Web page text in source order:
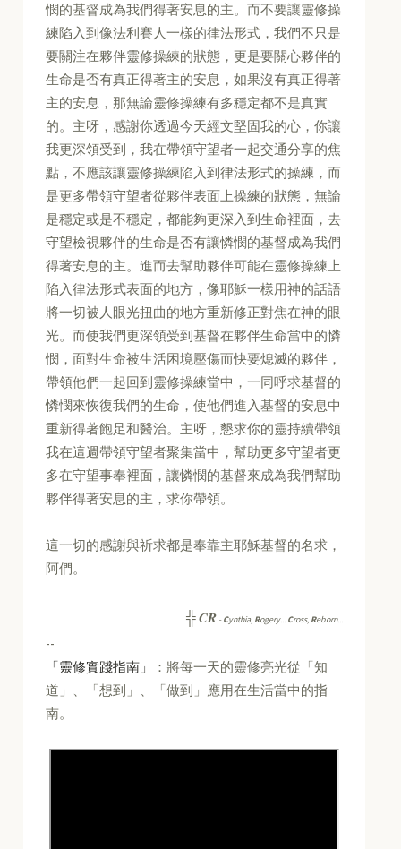
憫的基督成為我們得著安息的主。而不要讓靈修操
練陷入到像法利賽人一樣的律法形式，我們不只是
要關注在夥伴靈修操練的狀態，更是要關心夥伴的
生命是否有真正得著主的安息，如果沒有真正得著
主的安息，那無論靈修操練有多穩定都不是真實
的。主呀，感謝你透過今天經文堅固我的心，你讓
我更深領受到，我在帶領守望者一起交通分享的焦
點，不應該讓靈修操練陷入到律法形式的操練，而
是更多帶領守望者從夥伴表面上操練的狀態，無論
是穩定或是不穩定，都能夠更深入到生命裡面，去
守望檢視夥伴的生命是否有讓憐憫的基督成為我們
得著安息的主。進而去幫助夥伴可能在靈修操練上
陷入律法形式表面的地方，像耶穌一樣用神的話語
將一切被人眼光扭曲的地方重新修正對焦在神的眼
光。而使我們更深領受到基督在夥伴生命當中的憐
憫，面對生命被生活困境壓傷而快要熄滅的夥伴，
帶領他們一起回到靈修操練當中，一同呼求基督的
憐憫來恢復我們的生命，使他們進入基督的安息中
重新得著飽足和醫治。主呀，懇求你的靈持續帶領
我在這週帶領守望者聚集當中，幫助更多守望者更
多在守望事奉裡面，讓憐憫的基督來成為我們幫助
夥伴得著安息的主，求你帶領。
這一切的感謝與祈求都是奉靠主耶穌基督的名求，
阿們。
╬CR -Cynthia, Rogery... Cross, Reborn...
--
「靈修實踐指南」
：將每一天的靈修亮光從「知
道」、「想到」、「做到」應用在生活當中的指
南。